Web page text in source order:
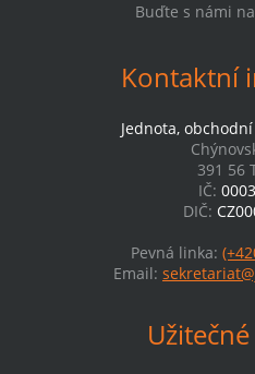
Buďte s námi na
Kontaktní
Jednota,
391 56
IČ:
DIČ:
Pevná linka:
Email: